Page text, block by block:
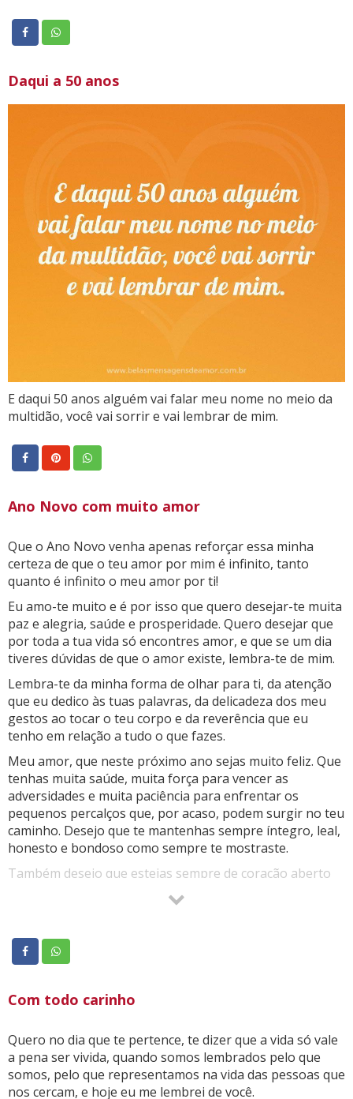
Daqui a 50 anos
E daqui 50 anos alguém vai falar meu nome no meio da
multidão, você vai sorrir e vai lembrar de mim.
Ano Novo com muito amor
Que o Ano Novo venha apenas reforçar essa minha
certeza de que o teu amor por mim é infinito, tanto
quanto é infinito o meu amor por ti!
Eu amo-te muito e é por isso que quero desejar-te muita
paz e alegria, saúde e prosperidade. Quero desejar que
por toda a tua vida só encontres amor, e que se um dia
tiveres dúvidas de que o amor existe, lembra-te de mim.
Lembra-te da minha forma de olhar para ti, da atenção
que eu dedico às tuas palavras, da delicadeza dos meu
gestos ao tocar o teu corpo e da reverência que eu
tenho em relação a tudo o que fazes.
Meu amor, que neste próximo ano sejas muito feliz. Que
tenhas muita saúde, muita força para vencer as
adversidades e muita paciência para enfrentar os
pequenos percalços que, por acaso, podem surgir no teu
caminho. Desejo que te mantenhas sempre íntegro, leal,
honesto e bondoso como sempre te mostraste.
Também desejo que estejas sempre de coração aberto
para perceber o quanto eu te amo e o quanto eu preciso
Meu amor, neste Ano Novo, com paz no coração, tem a
certeza de que tudo vai dar certo.
Com todo carinho
Quero no dia que te pertence, te dizer que a vida só vale
a pena ser vivida, quando somos lembrados pelo que
somos, pelo que representamos na vida das pessoas que
nos cercam, e hoje eu me lembrei de você.